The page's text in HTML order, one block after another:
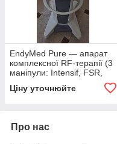
EndyMed Pure — апарат
комплексної RF-терапії (3
маніпули: Intensif, FSR,
Ціну уточнюйте
Про нас